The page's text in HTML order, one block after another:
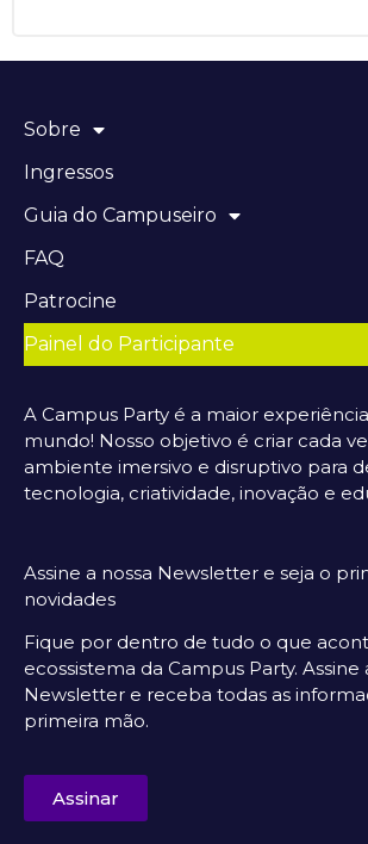
Sobre
Ingressos
Guia do Campuseiro
FAQ
Patrocine
Painel do Participante
A Campus Party é a maior
mundo! Nosso objetivo é criar cada
ambiente imersivo e disruptivo para
tecnologia, criatividade, inovação e
Assine a nossa Newsletter e seja o
novidades
Fique por dentro de tudo o que
ecossistema da Campus Party. Assine
Newsletter e receba todas as
primeira mão.
Assinar